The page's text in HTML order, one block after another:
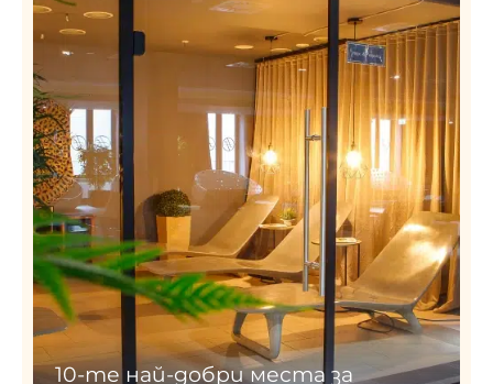
10-те най-добри места за